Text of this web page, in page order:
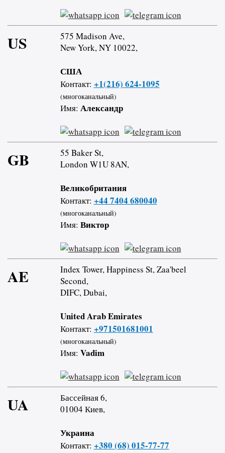
US
575 Madison Ave,
New York, NY 10022,
США
Контакт: +1(216) 624-1095
(многоканальный)
Имя: Александр
GB
55 Baker St,
London W1U 8AN,
Великобритания
Контакт: +44 7404 680040
(многоканальный)
Имя: Виктор
AE
Index Tower, Happiness St, Zaa'beel
Second,
DIFC, Dubai,
United Arab Emirates
Контакт: +971501681001
(многоканальный)
Имя: Vadim
UA
Бассейная 6,
01004 Киев,
Украина
Контакт: +380 (68) 015-77-77